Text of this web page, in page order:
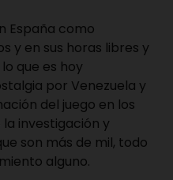
España como
y en sus horas libres y
que es hoy
por Venezuela y
del juego en los
investigación y
son más de mil, todo
alguno.